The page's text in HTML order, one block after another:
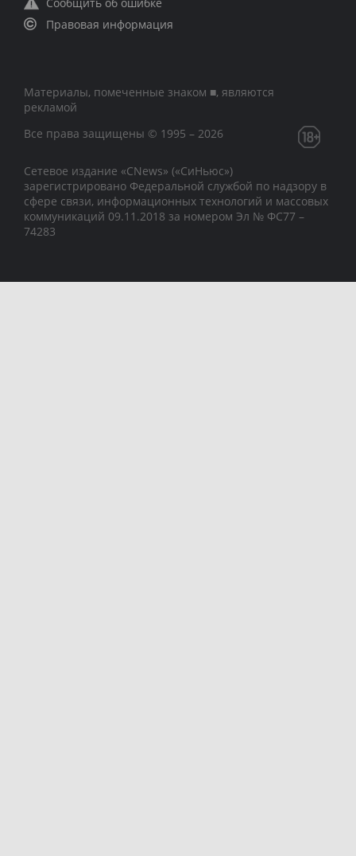
Правовая информация
Материалы, помеченные знаком ■, являются
рекламой
Все права защищены © 1995 – 2026
Сетевое издание «CNews» («СиНьюс»)
зарегистрировано Федеральной службой по надзору в
сфере связи, информационных технологий и массовых
коммуникаций 09.11.2018 за номером Эл № ФС77 –
74283